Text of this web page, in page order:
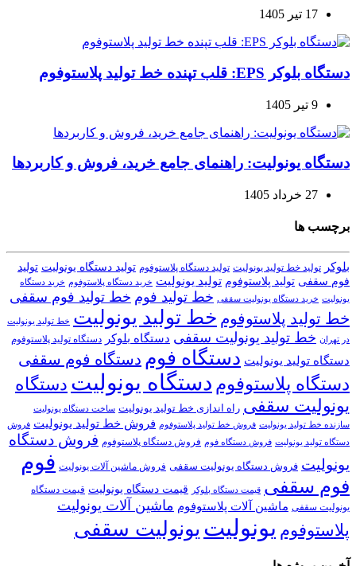
17 تیر 1405
دستگاه بلوکر EPS: قلب تپنده خط تولید پلاستوفوم
9 تیر 1405
دستگاه یونولیت: راهنمای جامع خرید، فروش و کاربردها
27 خرداد 1405
برچسب ها
بلوکر تولید خط تولید یونولیت تولید دستگاه پلاستوفوم تولید دستگاه یونولیت تولید
فوم سقفی تولید پلاستوفوم تولید یونولیت خرید دستگاه پلاستوفوم خرید دستگاه
یونولیت خرید دستگاه یونولیت سقفی خط تولید فوم خط تولید فوم سقفی
خط تولید پلاستوفوم خط تولید یونولیت خط تولید یونولیت
در تهران خط تولید یونولیت سقفی دستگاه بلوکر دستگاه تولید پلاستوفوم
دستگاه تولید یونولیت دستگاه فوم دستگاه فوم سقفی
دستگاه پلاستوفوم دستگاه یونولیت دستگاه
یونولیت سقفی راه اندازی خط تولید یونولیت ساخت دستگاه یونولیت
سازنده خط تولید یونولیت فروش خط تولید پلاستوفوم فروش خط تولید یونولیت فروش
دستگاه تولید یونولیت فروش دستگاه فوم فروش دستگاه پلاستوفوم فروش دستگاه
یونولیت فروش دستگاه یونولیت سقفی فروش ماشین آلات یونولیت فوم
فوم سقفی قیمت دستگاه بلوکر قیمت دستگاه یونولیت قیمت دستگاه
یونولیت سقفی ماشین آلات پلاستوفوم ماشین آلات یونولیت
پلاستوفوم یونولیت یونولیت سقفی